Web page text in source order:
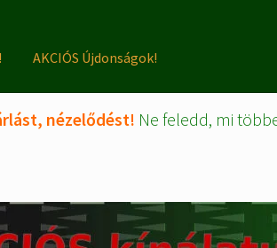
AKCIÓS Újdonságok!
nézelődést! Ne feledd, mi